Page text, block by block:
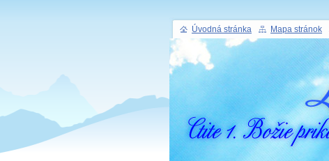
Úvodná stránka Mapa stránok